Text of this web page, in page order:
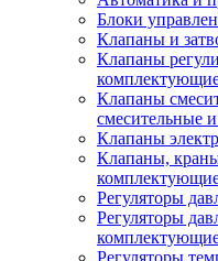
Блоки
Клапаны и
Клапаны
Клапаны
смесительные
Клапаны
Клапаны,
Регуляторы
Регуляторы
Регуляторы